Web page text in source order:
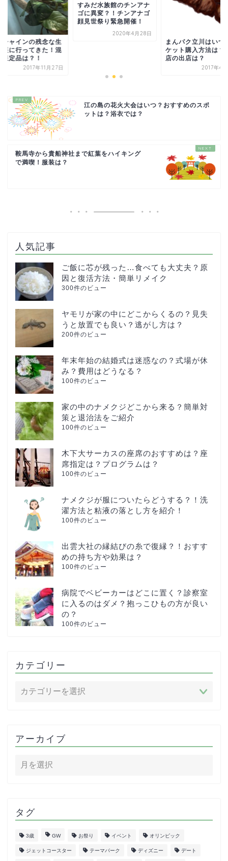
すみだ水族館のチンアナ
ゴに異変？！チンアナゴ
顔見世祭り緊急開催！
2020年4月28日
まんパク立川はいつ？チ
ケット購入方法は？人気
サンシャ
き物展に
雑や限定
江の島の花火大会はいつ？おすすめのスポ
ットは？浴衣では？
鞍馬寺から貴船神社まで紅葉をハイキング
で満喫！服装は？
人気記事
ご飯に芯が残った…食べても大丈夫？原
因と復活方法・簡単リメイク
300件のビュー
ヤモリが家の中にどこからくるの？見失
うと放置でも良い？逃がし方は？
200件のビュー
年末年始の結婚式は迷惑なの？式場が休
み？費用はどうなる？
100件のビュー
家の中のナメクジどこから来る？簡単対
策と退治法をご紹介
100件のビュー
木下大サーカスの座席のおすすめは？座
席指定は？プログラムは？
100件のビュー
ナメクジが服についたらどうする？！洗
濯方法と粘液の落とし方を紹介！
100件のビュー
出雲大社の縁結びの糸で復縁？！おすす
めの持ち方や効果は？
100件のビュー
病院でベビーカーはどこに置く？診察室
に入るのはダメ？抱っこひもの方が良い
の？
100件のビュー
カテゴリー
アーカイブ
タグ
3歳 GW お祭り イベント オリンピック
ジェットコースター テーマパーク ディズニー デート